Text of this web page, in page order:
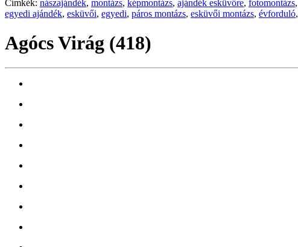
Címkék: nászajándék, montázs, képmontázs, ajándék esküvőre, fotomontázs,
egyedi ajándék, esküvői, egyedi, páros montázs, esküvői montázs, évforduló,
Agócs Virág (418)